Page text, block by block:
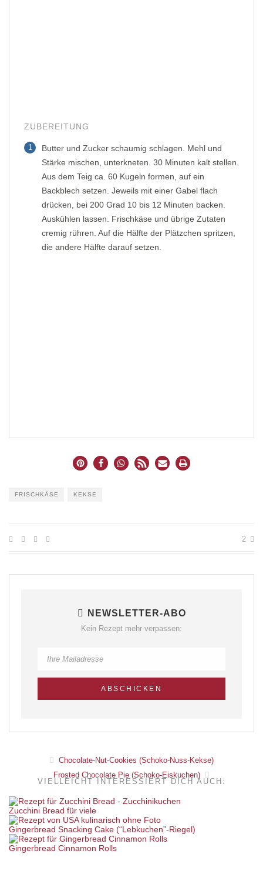
ZUBEREITUNG
1
Butter und Zucker schaumig schlagen. Mehl und
Stärke mischen, unterkneten. 30 Minuten kalt stellen.
Aus dem Teig ca. 60 Kugeln formen, auf ein
Backblech setzen. Jeweils mit einer Gabel flach
drücken, bei 200 Grad 10 bis 12 Minuten backen.
Auskühlen lassen. Frischkäse und übrige Zutaten
cremig rühren. Auf die Hälfte der Plätzchen spritzen,
die andere Hälfte darauf setzen.
FRISCHKÄSE KEKSE
2
NEWSLETTER-ABO
Kein Rezept mehr verpassen:
Chocolate-Nut-Cookies (Schoko-Nuss-Kekse)
Frosted Chocolate Pie (Schoko-Eiskuchen)
VIELLEICHT INTERESSIERT DICH AUCH:
Zucchini Bread für viele
Gingerbread Snacking Cake (“Lebkuchen”-Riegel)
Gingerbread Cinnamon Rolls